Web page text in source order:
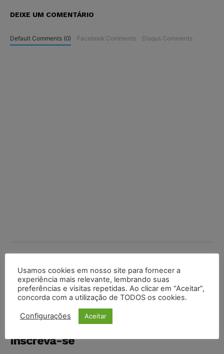
DEIXE UM COMENTÁRIO
Default Comments (0) Facebook Comments Disqus Comments
Inscreva-se
Usamos cookies em nosso site para fornecer a
experiência mais relevante, lembrando suas
preferências e visitas repetidas. Ao clicar em “Aceitar”,
concorda com a utilização de TODOS os cookies.
Configurações Aceitar